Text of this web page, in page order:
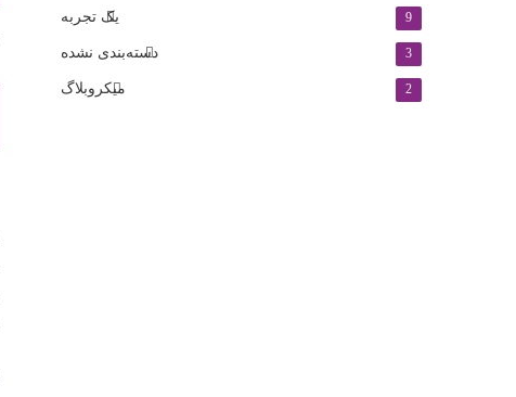
یک تجربه 9
دسته‌بندی نشده 3
میکروبلاگ 2